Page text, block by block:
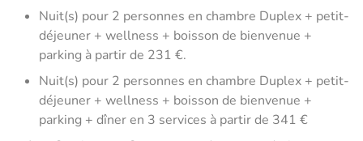
Nuit(s) pour 2 personnes en chambre Duplex + petit-
déjeuner + wellness + boisson de bienvenue +
parking à partir de 231 €.
Nuit(s) pour 2 personnes en chambre Duplex + petit-
déjeuner + wellness + boisson de bienvenue +
parking + dîner en 3 services à partir de 341 €